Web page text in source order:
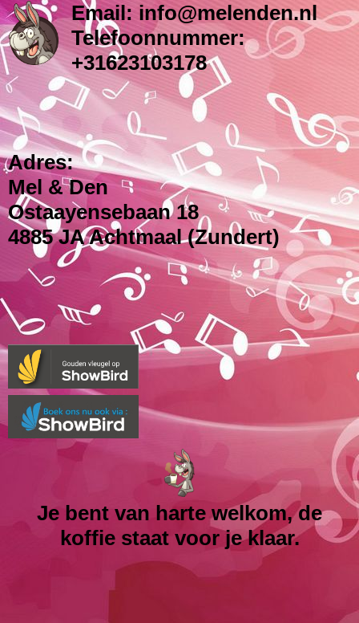
Email: info@melenden.nl
Telefoonnummer:
+31623103178
Adres:
Mel & Den
Ostaayensebaan 18
4885 JA Achtmaal (Zundert)
Je bent van harte welkom, de
koffie staat voor je klaar.